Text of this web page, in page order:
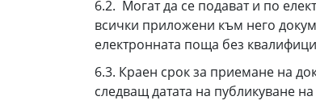
6.2. Могат да се подават и по
всички приложени към него
електронната поща без
6.3. Краен срок за приемане на
следващ датата на публикуване